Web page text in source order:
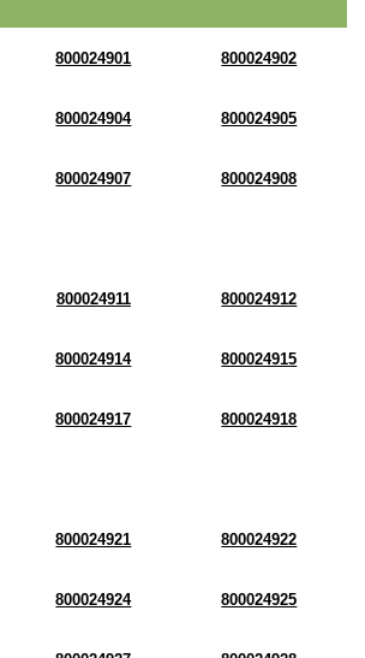
800024901 800024902
800024904 800024905
800024907 800024908
800024911 800024912
800024914 800024915
800024917 800024918
800024921 800024922
800024924 800024925